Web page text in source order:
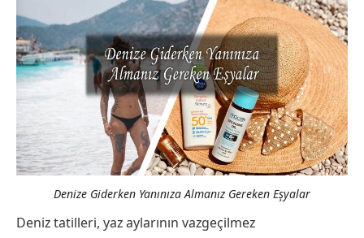
Denize Giderken Yanınıza Almanız Gereken Eşyalar
Deniz tatilleri, yaz aylarının vazgeçilmez